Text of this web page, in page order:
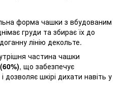
форма чашки з вбудованим
груди та збирає їх до
лінію декольте.
частина чашки
, що забезпечує
шкірі дихати навіть у